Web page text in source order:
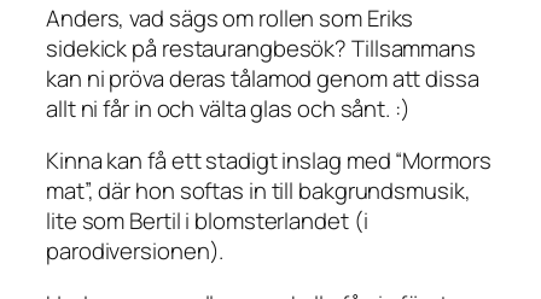
Anders, vad sägs om rollen som Eriks
sidekick på restaurangbesök? Tillsammans
kan ni pröva deras tålamod genom att dissa
allt ni får in och välta glas och sånt. :)
Kinna kan få ett stadigt inslag med “Mormors
mat”, där hon softas in till bakgrundsmusik,
lite som Bertil i blomsterlandet (i
parodiversionen).